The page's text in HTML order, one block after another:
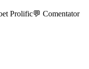
Prolific💬 Comentator